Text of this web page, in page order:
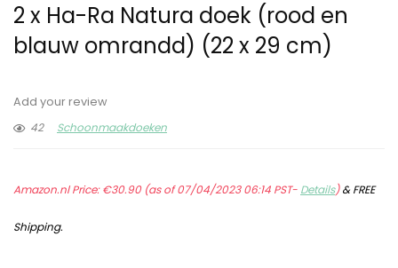
2 x Ha-Ra Natura doek (rood en
blauw omrandd) (22 x 29 cm)
Add your review
42
Schoonmaakdoeken
Amazon.nl Price:€30.90(as of 07/04/2023 06:14 PST- Details)&FREE
Shipping.